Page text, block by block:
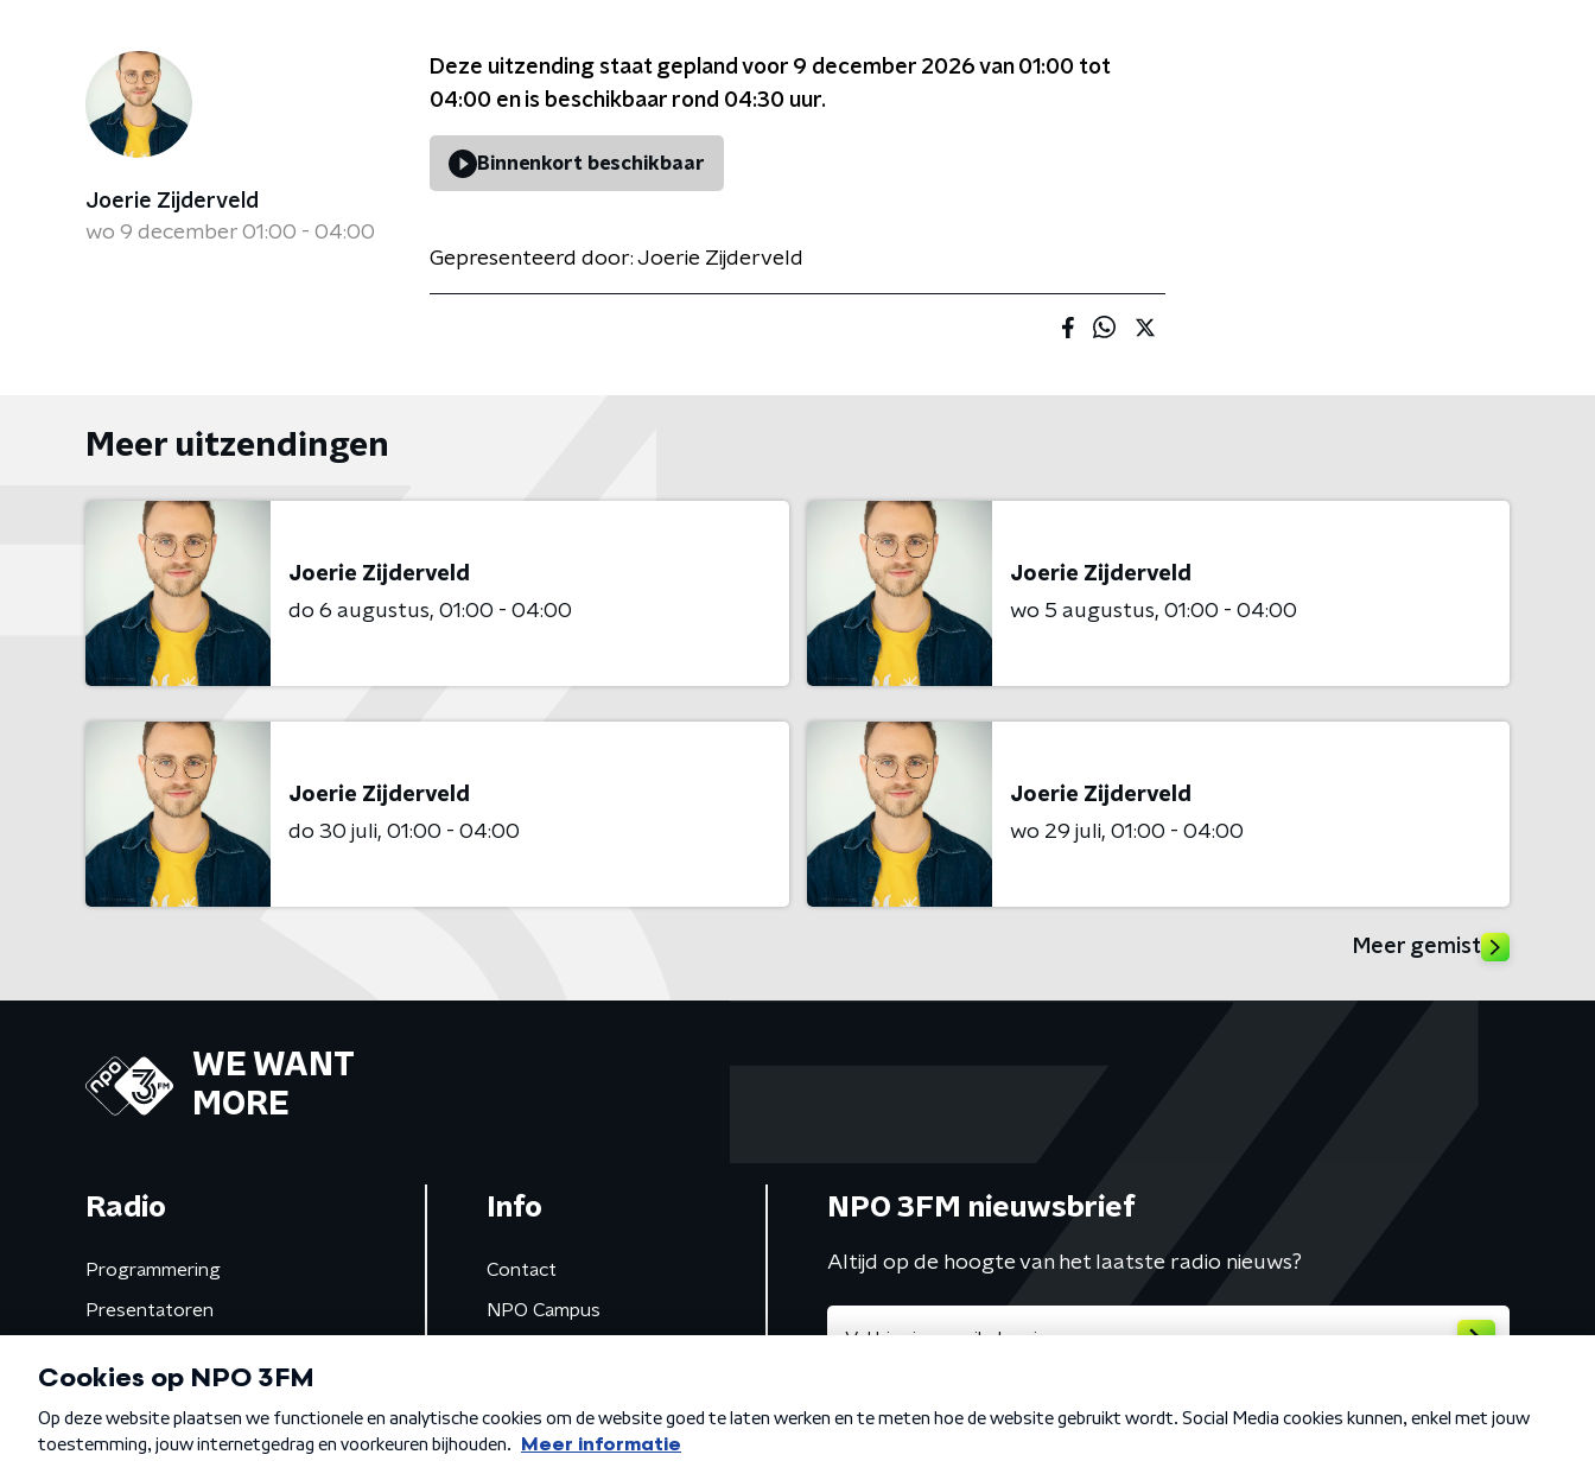
Joerie Zijderveld
wo 9 december 01:00 - 04:00
Deze uitzending staat gepland voor 9 december 2026 van 01:00 tot
04:00 en is beschikbaar rond 04:30 uur.
Binnenkort beschikbaar
Gepresenteerd door: Joerie Zijderveld
Meer uitzendingen
Joerie Zijderveld
do 6 augustus 01:00 - 04:00
Joerie Zijderveld
wo 5 augustus 01:00 - 04:00
Joerie Zijderveld
do 30 juli 01:00 - 04:00
Joerie Zijderveld
wo 29 juli 01:00 - 04:00
Meer gemist
WE WANT
MORE
Radio
Programmering
Presentatoren
Gemist
Info
Contact
NPO Campus
NPO 3FM nieuwsbrief
Altijd op de hoogte van het laatste radio nieuws?
Algemene voorwaarden Privacybeleid